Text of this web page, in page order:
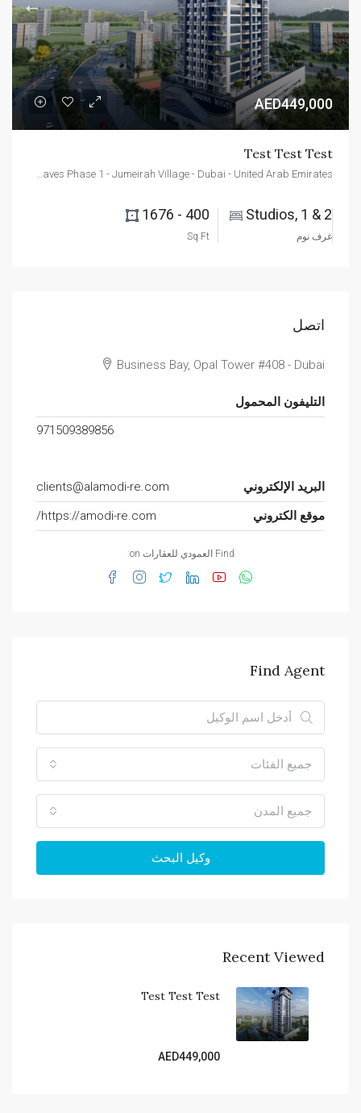
AED449,000
Test Test Test
Studios, 1 & 2
غرف نوم
400 - 1676
Sq Ft
اتصل
Business Bay, Opal Tower #408 - Dubai
التليفون المحمول
971509389856
البريد الإلكتروني
clients@alamodi-re.com
موقع الكتروني
https://amodi-re.com/
Find العمودي للعقارات on:
Find Agent
جميع الفئات
جميع المدن
وكيل البحث
Recent Viewed
Test Test Test
AED449,000